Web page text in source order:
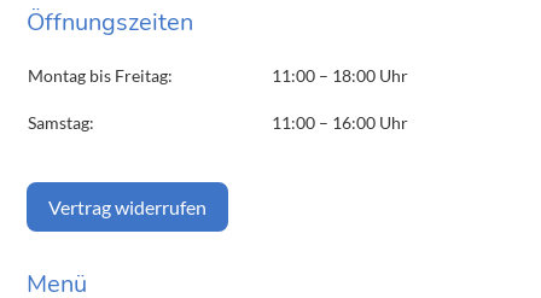
Öffnungszeiten
Montag bis Freitag: 11:00 – 18:00 Uhr
Samstag: 11:00 – 16:00 Uhr
Vertrag widerrufen
Menü